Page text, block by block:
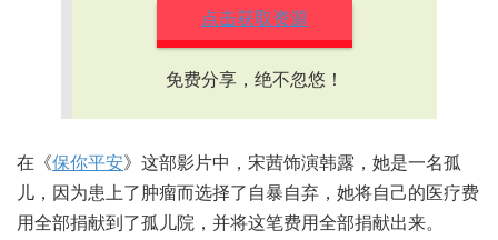
点击获取资源
免费分享，绝不忽悠！
在《保你平安》这部影片中，宋茜饰演韩露，她是一名孤
儿，因为患上了肿瘤而选择了自暴自弃，她将自己的医疗费
用全部捐献到了孤儿院，并将这笔费用全部捐献出来。